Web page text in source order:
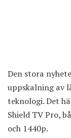
Den stora
uppskalning av
teknologi. Det
Shield TV Pro,
och 1440p.